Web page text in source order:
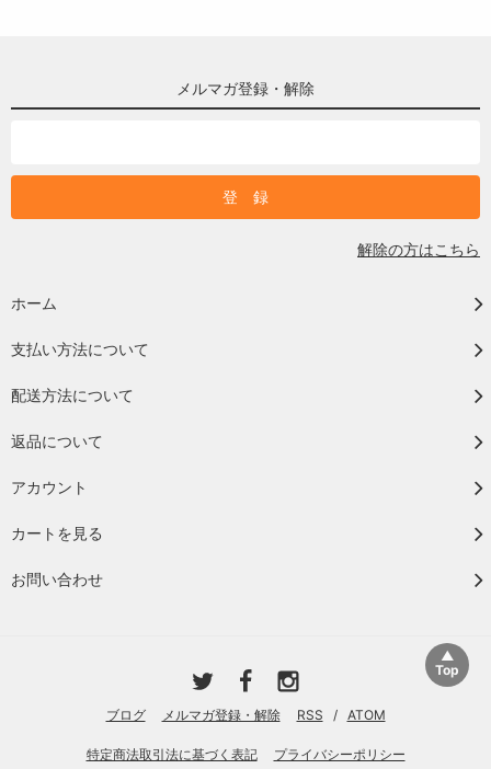
メルマガ登録・解除
解除の方はこちら
ホーム
支払い方法について
配送方法について
返品について
アカウント
カートを見る
お問い合わせ
ブログ メルマガ登録・解除 RSS / ATOM
特定商法取引法に基づく表記 プライバシーポリシー